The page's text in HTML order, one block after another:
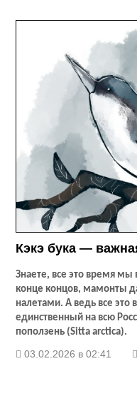
Кэкэ бука —
Знаете, все это время
конце концов, мамонты
налетами. А ведь все это
единственный на всю
поползень (Sitta arctica).
03.02.2026 в 02:41